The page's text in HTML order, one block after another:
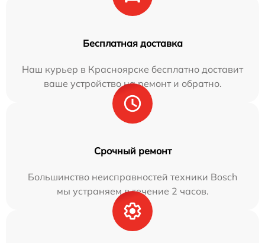
Бесплатная доставка
Наш курьер в Красноярске бесплатно доставит
ваше устройство на ремонт и обратно.
Срочный ремонт
Большинство неисправностей техники Bosch
мы устраняем в течение 2 часов.